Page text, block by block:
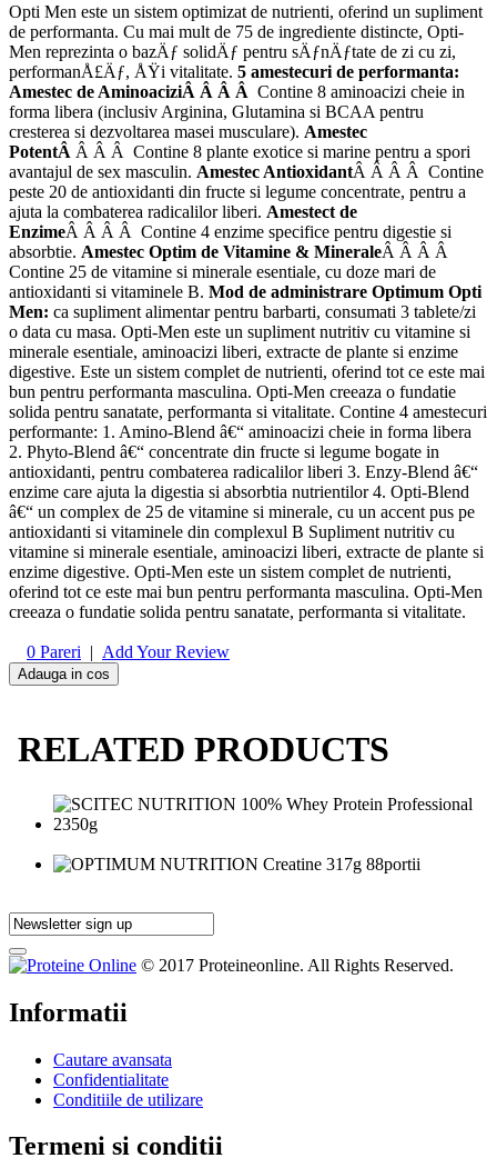
Opti Men este un sistem optimizat de nutrienti, oferind un supliment
de performanta. Cu mai mult de 75 de ingrediente distincte, Opti-
Men reprezinta o bazÄƒ solidÄƒ pentru sÄƒnÄƒtate de zi cu zi,
performanÅ£Äƒ, ÅŸi vitalitate. 5 amestecuri de performanta:
Amestec de AminoaciziÂ Â Â Â Contine 8 aminoacizi cheie in
forma libera (inclusiv Arginina, Glutamina si BCAA pentru
cresterea si dezvoltarea masei musculare). Amestec
PotentÂ Â Â Â Contine 8 plante exotice si marine pentru a spori
avantajul de sex masculin. Amestec AntioxidantÂ Â Â Â Contine
peste 20 de antioxidanti din fructe si legume concentrate, pentru a
ajuta la combaterea radicalilor liberi. Amestect de
EnzimeÂ Â Â Â Contine 4 enzime specifice pentru digestie si
absorbtie. Amestec Optim de Vitamine & MineraleÂ Â Â Â
Contine 25 de vitamine si minerale esentiale, cu doze mari de
antioxidanti si vitaminele B. Mod de administrare Optimum Opti
Men: ca supliment alimentar pentru barbarti, consumati 3 tablete/zi
o data cu masa. Opti-Men este un supliment nutritiv cu vitamine si
minerale esentiale, aminoacizi liberi, extracte de plante si enzime
digestive. Este un sistem complet de nutrienti, oferind tot ce este mai
bun pentru performanta masculina. Opti-Men creeaza o fundatie
solida pentru sanatate, performanta si vitalitate. Contine 4 amestecuri
performante: 1. Amino-Blend â€“ aminoacizi cheie in forma libera
2. Phyto-Blend â€“ concentrate din fructe si legume bogate in
antioxidanti, pentru combaterea radicalilor liberi 3. Enzy-Blend â€“
enzime care ajuta la digestia si absorbtia nutrientilor 4. Opti-Blend
â€“ un complex de 25 de vitamine si minerale, cu un accent pus pe
antioxidanti si vitaminele din complexul B Supliment nutritiv cu
vitamine si minerale esentiale, aminoacizi liberi, extracte de plante si
enzime digestive. Opti-Men este un sistem complet de nutrienti,
oferind tot ce este mai bun pentru performanta masculina. Opti-Men
creeaza o fundatie solida pentru sanatate, performanta si vitalitate.
0 Pareri | Add Your Review
Adauga in cos
RELATED PRODUCTS
© 2017 Proteineonline. All Rights Reserved.
Informatii
Cautare avansata
Confidentialitate
Conditiile de utilizare
Termeni si conditii